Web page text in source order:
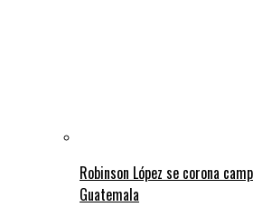
Robinson López se corona
Guatemala